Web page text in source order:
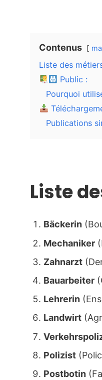
Contenus
Liste des
Public :
Pourquoi
Publications
Liste
Bäckerin
Mechaniker
Zahnarzt
Bauarbeiter
Lehrerin
Landwirt
Polizist
Postbotin